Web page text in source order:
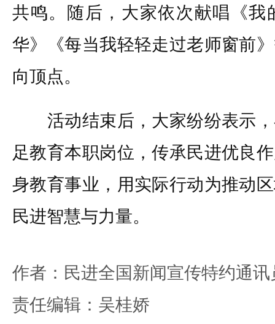
共鸣。随后，大家依次献唱《我
华》《每当我轻轻走过老师窗前
向顶点。
活动结束后，大家纷纷表示，
足教育本职岗位，传承民进优良
身教育事业，用实际行动为推动
民进智慧与力量。
作者：民进全国新闻宣传特约通讯
责任编辑：吴桂娇